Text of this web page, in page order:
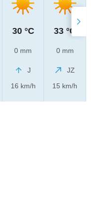
30 °C
0 mm
J
16 km/h
33 °C
0 mm
JZ
15 km/h